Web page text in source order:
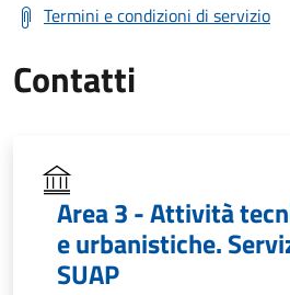
Termini e condizioni di servizio
Contatti
Area 3 - Attività
e urbanistiche.
SUAP